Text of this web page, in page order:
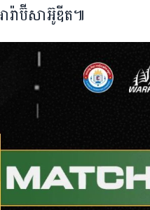
រ៉ាប៊ីសាអ៊ូឌីត៕